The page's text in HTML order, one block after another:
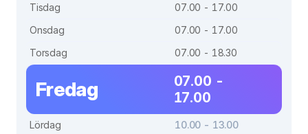
Tisdag
07.00 - 17.00
Onsdag
07.00 - 17.00
Torsdag
07.00 - 18.30
Fredag
07.00 -
17.00
Lördag
10.00 - 13.00